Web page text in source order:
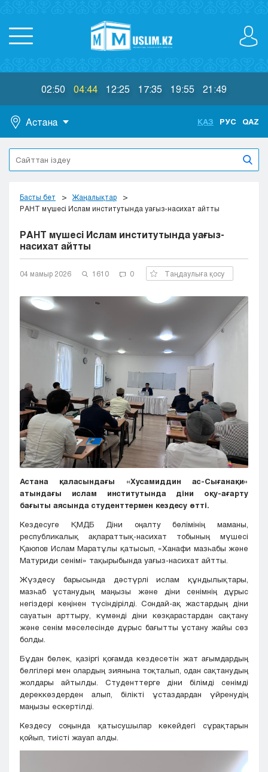
02:50 04:44 12:25 17:35 19:55 21:49
Астана
Астана
Алматы
Актобе
Атырау
Караганда
Кокшетау
Кызылорда
Петропавловск
Семей
Талдыкорган
Туркестан
Усть-Каменогорск
Шымкент
ҚАЗ РУС QAZ
Басты бет
Жаңалықтар
РАНТ мүшесі Ислам институтында уағыз-насихат айтты
РАНТ мүшесі Ислам институтында уағыз-
насихат айтты
04 мамыр 2026 1610 0 Таңдаулыға қосу
Астана қаласындағы «Хусамиддин ас-Сығанақи»
атындағы ислам институтында діни оқу-ағарту
бағыты аясында студенттермен кездесу өтті.
Кездесуге ҚМДБ Діни оңалту бөлімінің маманы,
республикалық ақпараттық-насихат тобының мүшесі
Қаюпов Ислам Маратұлы қатысып, «Ханафи мазһабы және
Матуриди сенімі» тақырыбында уағыз-насихат айтты.
Жүздесу барысында дәстүрлі ислам құндылықтары,
мазһаб ұстанудың маңызы және діни сенімнің дұрыс
негіздері кеңінен түсіндірілді. Сондай-ақ жастардың діни
сауатын арттыру, күмәнді діни көзқарастардан сақтану
және сенім мәселесінде дұрыс бағытты ұстану жайы сөз
болды.
Бұдан бөлек, қазіргі қоғамда кездесетін жат ағымдардың
белгілері мен олардың зиянына тоқталып, одан сақтанудың
жолдары айтылды. Студенттерге діни білімді сенімді
дереккөздерден алып, білікті ұстаздардан үйренудің
маңызы ескертілді.
Кездесу соңында қатысушылар көкейдегі сұрақтарын
қойып, тиісті жауап алды.